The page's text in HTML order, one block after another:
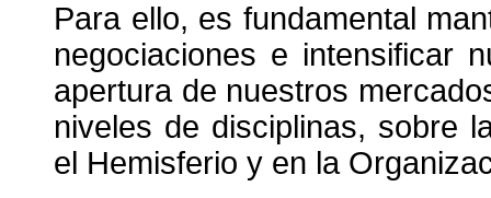
Para ello, es fundamental
negociaciones e intensificar
apertura de nuestros
niveles de disciplinas, sobre
el Hemisferio y en la